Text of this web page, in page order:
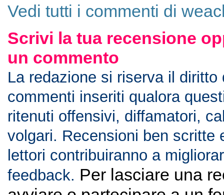
Vedi tutti i commenti di
Scrivi la tua recensione
un commento
La redazione si riserva il diritto
commenti inseriti qualora
ritenuti offensivi, diffamatori,
volgari. Recensioni ben scritte
lettori contribuiranno a
feedback. Per lasciare una